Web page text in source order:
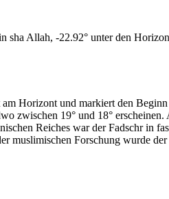
sha Allah, -22.92° unter den
Horizont und markiert den
zwischen 19° und 18°
Reiches war der Fadschr in
muslimischen Forschung wurde